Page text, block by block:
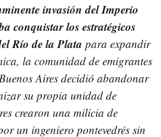
invasión del Imperio
conquistar los estratégicos
Río de la Plata para expandir
la comunidad de emigrantes
Aires decidió abandonar
su propia unidad de
crearon una milicia de
un ingeniero pontevedrés sin